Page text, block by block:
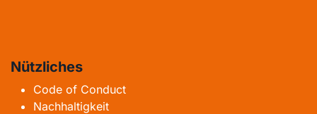
Nützliches
Code of Conduct
Nachhaltigkeit